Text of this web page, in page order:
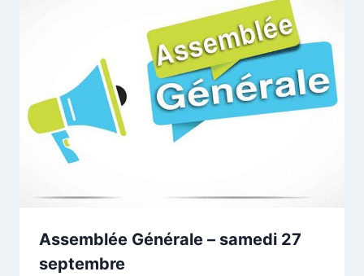
Assemblée Générale – samedi 27
septembre